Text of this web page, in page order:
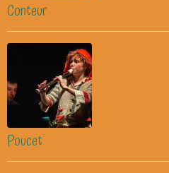
Conteur
Poucet